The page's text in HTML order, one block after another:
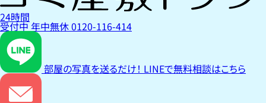
24時間
受付中年中無休0120-116-414
部屋の写真を送るだけ！ LINEで無料相談はこちら